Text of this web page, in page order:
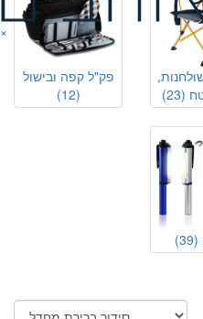
×
(23)
פק"ל קפה ובישול
(12)
(39)